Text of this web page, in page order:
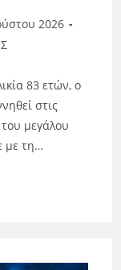
2026
83 ετών, ο
στις
μεγάλου
με τη…